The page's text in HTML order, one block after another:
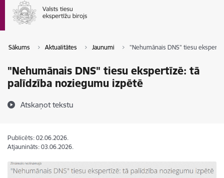
Sākums Aktualitātes Jaunumi "Nehumānais DNS" tiesu
"Nehumānais DNS" tiesu ekspertīzē: tā
palīdzība noziegumu izpētē
Atskaņot tekstu
Publicēts: 02.06.2026.
Atjaunināts: 03.06.2026.